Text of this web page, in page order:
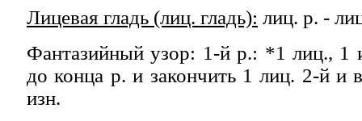
Лицевая гладь (лиц. гладь): лиц. р. -
Фантазийный узор: 1-й р.: *1 лиц., 1
до конца р. и закончить 1 лиц. 2-й и
изн.